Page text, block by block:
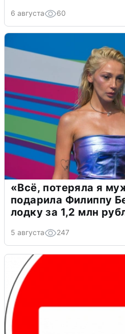
6 августа 60
«Всё, потеряла я
подарила Филиппу
лодку за 1,2 млн
5 августа 247